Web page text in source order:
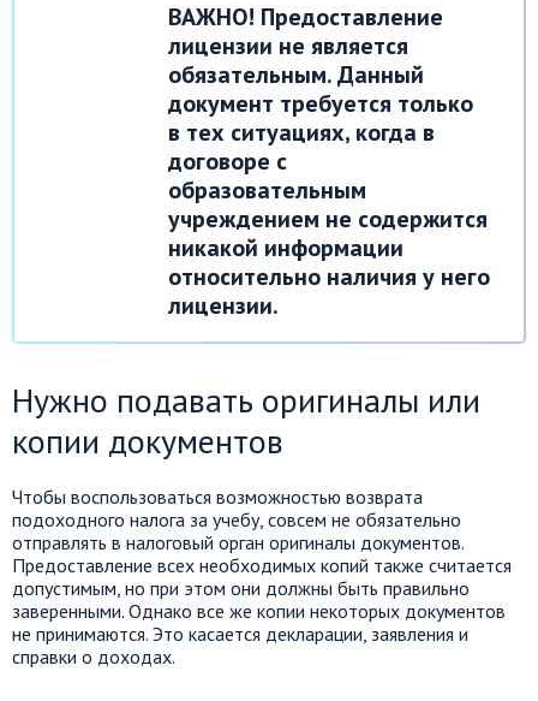
ВАЖНО! Предоставление
лицензии не является
обязательным. Данный
документ требуется только
в тех ситуациях, когда в
договоре с
образовательным
учреждением не содержится
никакой информации
относительно наличия у него
лицензии.
Нужно подавать оригиналы или
копии документов
Чтобы воспользоваться возможностью возврата
подоходного налога за учебу, совсем не обязательно
отправлять в налоговый орган оригиналы документов.
Предоставление всех необходимых копий также считается
допустимым, но при этом они должны быть правильно
заверенными. Однако все же копии некоторых документов
не принимаются. Это касается декларации, заявления и
справки о доходах.